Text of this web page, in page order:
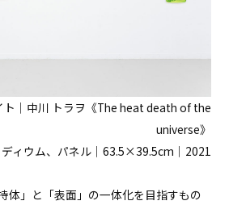
ト｜中川 トラヲ《The heat death of the
universe》
ィウム、パネル｜63.5×39.5cm｜2021
体」と「表面」の一体化を目指すもの